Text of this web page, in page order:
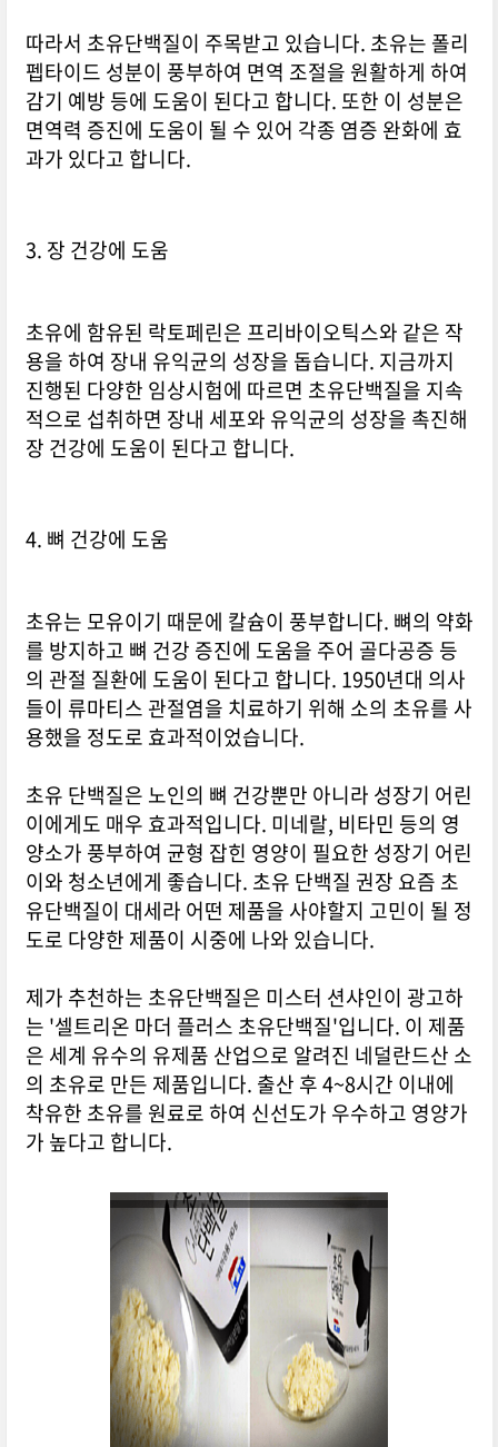
따라서 초유단백질이 주목받고 있습니다. 초유는 폴리
펩타이드 성분이 풍부하여 면역 조절을 원활하게 하여
감기 예방 등에 도움이 된다고 합니다. 또한 이 성분은
면역력 증진에 도움이 될 수 있어 각종 염증 완화에 효
과가 있다고 합니다.
3. 장 건강에 도움
초유에 함유된 락토페린은 프리바이오틱스와 같은 작
용을 하여 장내 유익균의 성장을 돕습니다. 지금까지
진행된 다양한 임상시험에 따르면 초유단백질을 지속
적으로 섭취하면 장내 세포와 유익균의 성장을 촉진해
장 건강에 도움이 된다고 합니다.
4. 뼈 건강에 도움
초유는 모유이기 때문에 칼슘이 풍부합니다. 뼈의 약화
를 방지하고 뼈 건강 증진에 도움을 주어 골다공증 등
의 관절 질환에 도움이 된다고 합니다. 1950년대 의사
들이 류마티스 관절염을 치료하기 위해 소의 초유를 사
용했을 정도로 효과적이었습니다.
초유 단백질은 노인의 뼈 건강뿐만 아니라 성장기 어린
이에게도 매우 효과적입니다. 미네랄, 비타민 등의 영
양소가 풍부하여 균형 잡힌 영양이 필요한 성장기 어린
이와 청소년에게 좋습니다. 초유 단백질 권장 요즘 초
유단백질이 대세라 어떤 제품을 사야할지 고민이 될 정
도로 다양한 제품이 시중에 나와 있습니다.
제가 추천하는 초유단백질은 미스터 션샤인이 광고하
는 '셀트리온 마더 플러스 초유단백질'입니다. 이 제품
은 세계 유수의 유제품 산업으로 알려진 네덜란드산 소
의 초유로 만든 제품입니다. 출산 후 4~8시간 이내에
착유한 초유를 원료로 하여 신선도가 우수하고 영양가
가 높다고 합니다.